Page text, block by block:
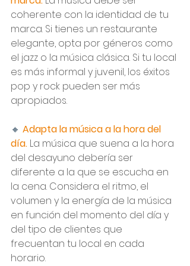
coherente con la identidad de tu
marca. Si tienes un restaurante
elegante, opta por géneros como
el jazz o la música clásica. Si tu local
es más informal y juvenil, los éxitos
pop y rock pueden ser más
apropiados.
🔸 Adapta la música a la hora del
día. La música que suena a la hora
del desayuno debería ser
diferente a la que se escucha en
la cena. Considera el ritmo, el
volumen y la energía de la música
en función del momento del día y
del tipo de clientes que
frecuentan tu local en cada
horario.